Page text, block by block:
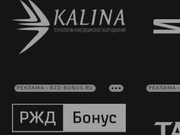
РЕКЛАМА • RZD-BONUS.RU РЕКЛАМА •